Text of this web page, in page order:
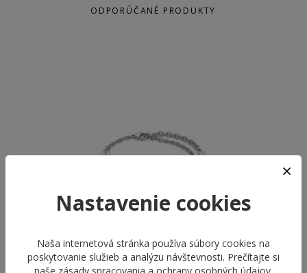
ODPORÚČANÉ PRODUKTY
Nastavenie cookies
Naša internetová stránka používa súbory cookies na
poskytovanie služieb a analýzu návštevnosti. Prečítajte si
naše zásady spracovania a ochrany osobných údajov.